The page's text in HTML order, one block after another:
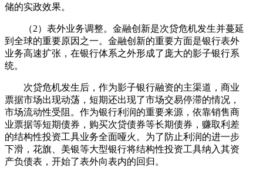
储的实政效果。
（2）表外业务调整。金融创新是次贷危机发生并蔓延
到全球的重要原因之一。金融创新的重要方面是银行表外
业务高速扩张，在银行体系之外形成了庞大的影子银行系
统。
次贷危机发生后，作为影子银行融资的主渠道，商业
票据市场出现动荡，短期还出现了市场交易停滞的情况，
市场流动性受阻。作为银行利润的重要来源，依靠销售商
业票据等短期债券，购买次贷债券等长期债券，赚取利差
的结构性投资工具业务全面哑火。为了防止利润的进一步
下滑，花旗、美银等大型银行将结构性投资工具纳入其资
产负债表，开始了表外向表内的回归。